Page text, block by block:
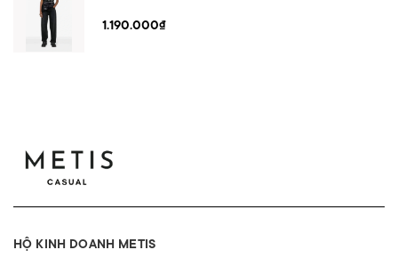
1.190.000₫
HỘ KINH DOANH METIS